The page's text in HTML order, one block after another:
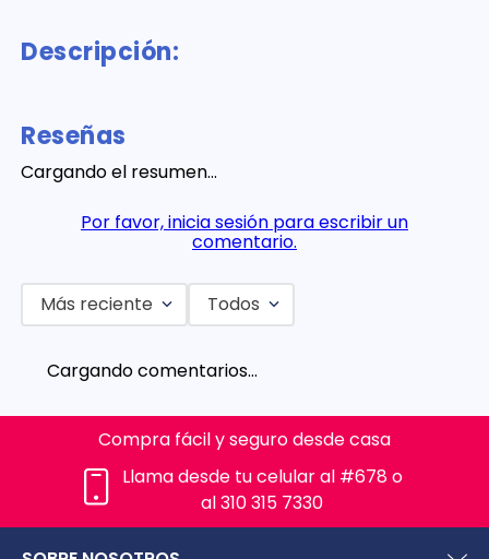
Descripción:
Reseñas
Cargando el resumen…
Por favor, inicia sesión para escribir un
comentario.
Más reciente Todos
Cargando comentarios…
Compra fácil y seguro desde casa
Llama desde tu celular al #678 o
al 310 315 7330